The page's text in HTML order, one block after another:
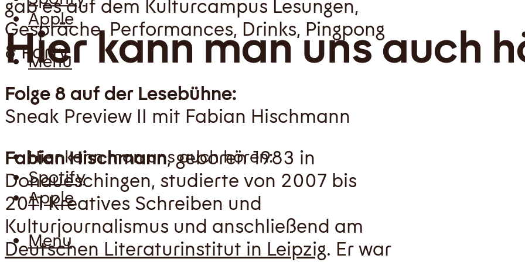
Apple
Menu
Hier kann man uns auch
Hier kann man uns auch hören:
Spotify
Apple
Menu
gab es auf dem Kulturcampus Lesungen,
Gespräche, Performances, Drinks, Pingpong
& Party.
Folge 8 auf der Lesebühne:
Sneak Preview II mit Fabian Hischmann
Fabian Hischmann, geboren 1983 in
Donaueschingen, studierte von 2007 bis
2011 Kreatives Schreiben und
Kulturjournalismus und anschließend am
Deutschen Literaturinstitut in Leipzig. Er war